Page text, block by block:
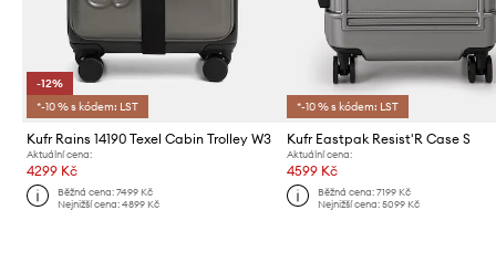
-12%
*-10 % s kódem: LST
Kufr Rains 14190 Texel Cabin Trolley W3
Aktuální cena:
4299 Kč
Běžná cena:7499 Kč
Nejnižší cena:4899 Kč
*-10 % s kódem: LST
Kufr Eastpak Resist'R Case S
Aktuální cena:
4599 Kč
Běžná cena: 7199 Kč
Nejnižší cena: 5099 Kč